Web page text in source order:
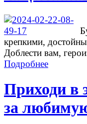
крепкими,
Доблести вам,
Подробнее
Приходи в
за